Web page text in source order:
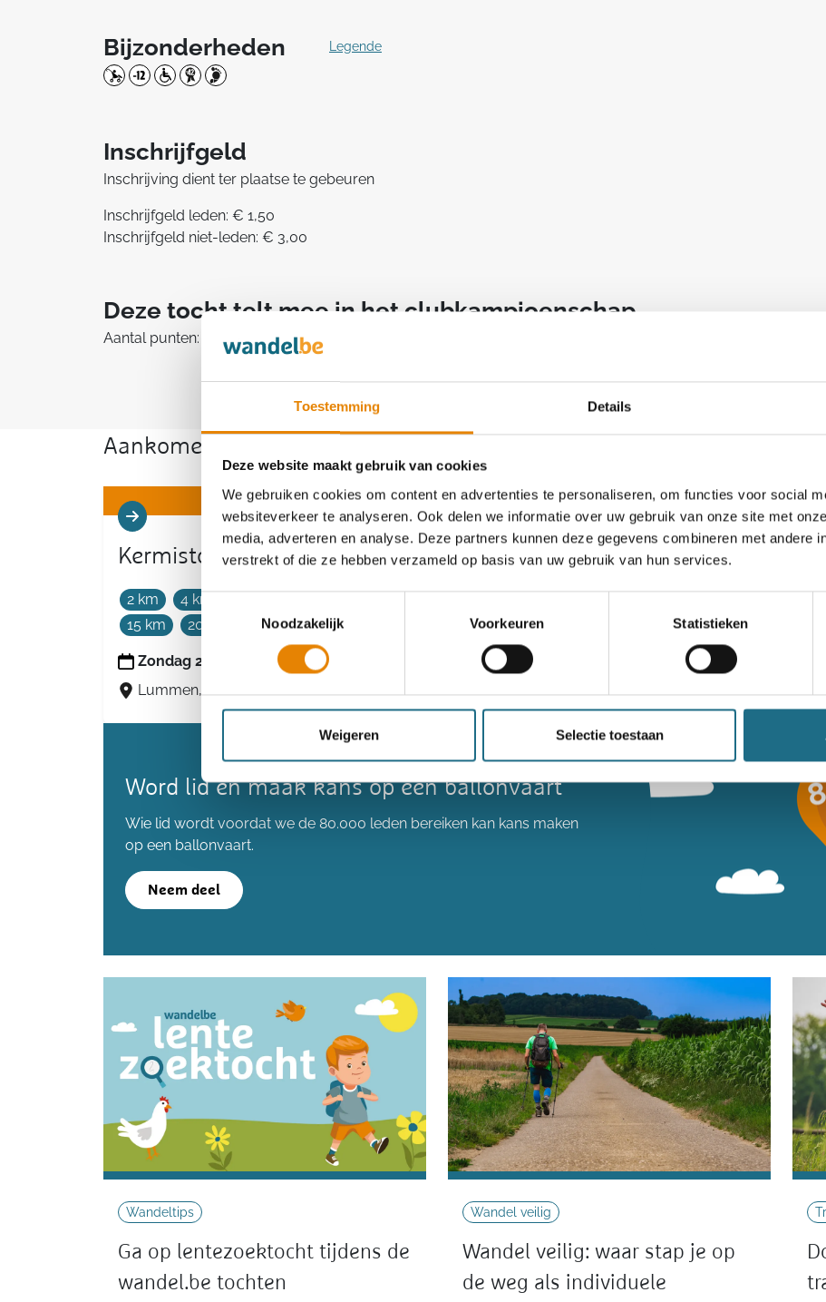
Toestemming Details
Deze website maakt gebruik van cookies
We gebruiken cookies om content en advertenties te personaliseren, om functies voor social
websiteverkeer te analyseren. Ook delen we informatie over uw gebruik van onze site met
media, adverteren en analyse. Deze partners kunnen deze gegevens combineren met andere
verstrekt of die ze hebben verzameld op basis van uw gebruik van hun services.
Toestemmingsselectie
Noodzakelijk
Voorkeuren Statistieken
Weigeren Selectie toestaan
Bijzonderheden Legende
Inschrijfgeld
Inschrijving dient ter plaatse te gebeuren
Inschrijfgeld leden: € 1,50
Inschrijfgeld niet-leden: € 3,00
Deze tocht telt mee in het clubkampioenschap
Aantal punten: 5
Aankomende wandeltochten van deze club
Kermistocht
2 km 4 km
15 km
20 km 30 km
Zondag 23 augustus 2026
Lummen, Limburg
Herfstwandeltocht
20 km
30 km
Zaterdag 3 oktober 2026
Lummen, Limburg
Word lid en maak kans op een ballonvaart
Wie lid wordt voordat we de 80.000 leden bereiken kan kans maken
op een ballonvaart.
Neem deel
Wandeltips
Ga op lentezoektocht tijdens de
wandel.be tochten
Wandel veilig
Wandel veilig: waar stap je op
de weg als individuele